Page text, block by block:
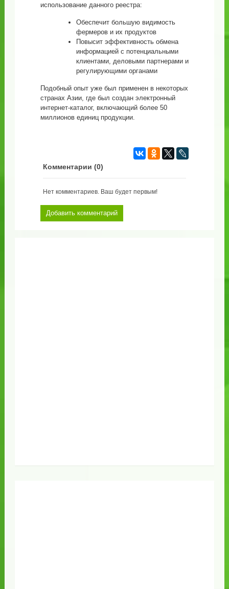
использование данного реестра:
Обеспечит большую видимость
фермеров и их продуктов
Повысит эффективность обмена
информацией с потенциальными
клиентами, деловыми партнерами и
регулирующими органами
Подобный опыт уже был применен в некоторых
странах Азии, где был создан электронный
интернет-каталог, включающий более 50
миллионов единиц продукции.
Комментарии (0)
Нет комментариев. Ваш будет первым!
Добавить комментарий